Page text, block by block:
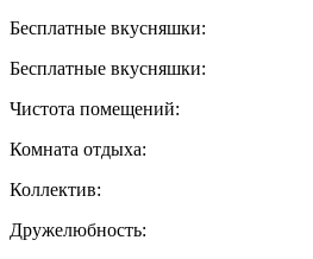
Бесплатные вкусняшки:
Бесплатные вкусняшки:
Чистота помещений:
Комната отдыха:
Коллектив:
Дружелюбность: